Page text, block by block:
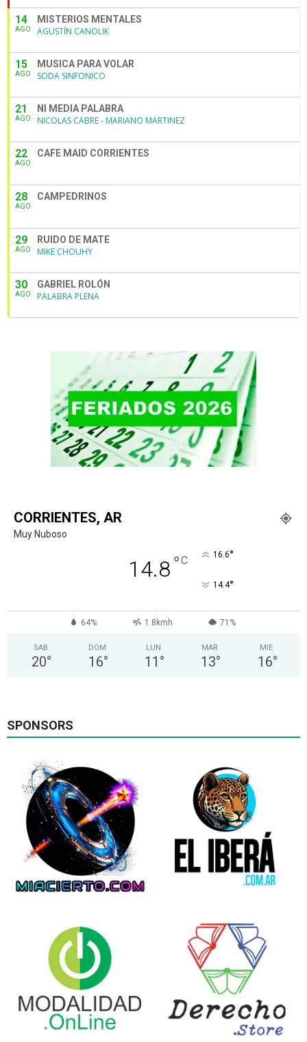
14
AGO
MISTERIOS MENTALES
AGUSTÍN CANOLIK
15
AGO
MUSICA PARA VOLAR
SODA SINFONICO
21
AGO
NI MEDIA PALABRA
NICOLAS CABRE - MARIANO MARTINEZ
22
AGO
CAFE MAID CORRIENTES
28
AGO
CAMPEDRINOS
29
AGO
RUIDO DE MATE
MIKE CHOUHY
30
AGO
GABRIEL ROLÓN
PALABRA PLENA
CORRIENTES, AR
Muy Nuboso
14.8°C 16.6°
14.4°
64% 1.8kmh 71%
SAB
20°
DOM
16°
LUN
11 °
MAR
13°
MIE
16°
SPONSORS